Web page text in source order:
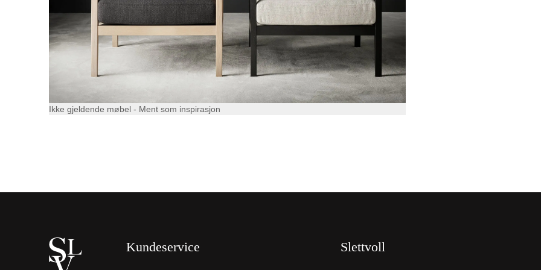
Ikke gjeldende møbel - Ment som inspirasjon
Kundeservice Slettvoll